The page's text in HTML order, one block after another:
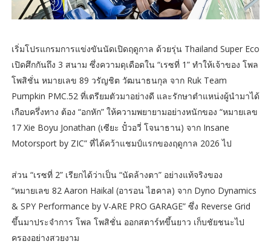
เริ่มโปรแกรมการแข่งขันนัดเปิดฤดูกาล ด้วยรุ่น Thailand Super Eco
เปิดศึกกันถึง 3 สนาม ซึ่งความดุเดือดใน “เรซที่ 1” ทำให้เจ้าของ โพล
โพสิชั่น หมายเลข 89 วรัญชิต วัฒนาธนกุล จาก Ruk Team
Pumpkin PMC.52 ที่เตรียมตัวมาอย่างดี และรักษาตำแหน่งผู้นำมาได้
เกือบครึ่งทาง ต้อง “อกหัก” ให้ความพยายามอย่างหนักของ “หมายเลข
17 Xie Boyu Jonathan (เซียะ ปั๋วอวี่ โจนาธาน) จาก Insane
Motorsport by ZIC” ที่ได้คว้าแชมป์แรกของฤดูกาล 2026 ไป
ส่วน “เรซที่ 2” เรียกได้ว่าเป็น “นัดล้างตา” อย่างแท้จริงของ
“หมายเลข 82 Aaron Haikal (อารอน ไฮคาล) จาก Dyno Dynamics
& SPY Performance by V-ARE PRO GARAGE” ซึ่ง Reverse Grid
ขึ้นมาประจำการ โพล โพสิชั่น ออกสตาร์ทขึ้นยาว เก็บชัยชนะไป
ครองอย่างสวยงาม